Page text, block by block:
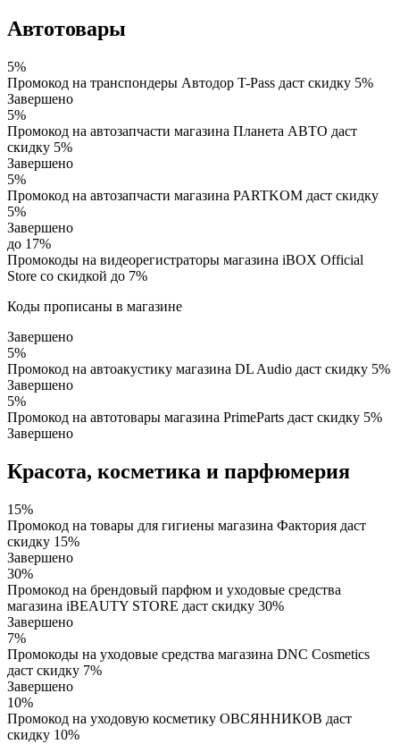
Автотовары
5%
Промокод на транспондеры Автодор T-Pass даст скидку 5%
Завершено
5%
Промокод на автозапчасти магазина Планета АВТО даст
скидку 5%
Завершено
5%
Промокод на автозапчасти магазина PARTKOM даст скидку
5%
Завершено
до 17%
Промокоды на видеорегистраторы магазина iBOX Official
Store со скидкой до 7%
Коды прописаны в магазине
Завершено
5%
Промокод на автоакустику магазина DL Audio даст скидку 5%
Завершено
5%
Промокод на автотовары магазина PrimeParts даст скидку 5%
Завершено
Красота, косметика и парфюмерия
15%
Промокод на товары для гигиены магазина Фактория даст
скидку 15%
Завершено
30%
Промокод на брендовый парфюм и уходовые средства
магазина iBEAUTY STORE даст скидку 30%
Завершено
7%
Промокоды на уходовые средства магазина DNC Cosmetics
даст скидку 7%
Завершено
10%
Промокод на уходовую косметику ОВСЯННИКОВ даст
скидку 10%